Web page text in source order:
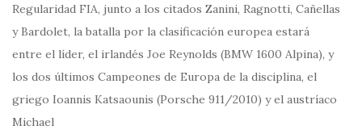
Regularidad FIA, junto a los citados Zanini, Ragnotti, Cañellas
y Bardolet, la batalla por la clasificación europea estará
entre el líder, el irlandés Joe Reynolds (BMW 1600 Alpina), y
los dos últimos Campeones de Europa de la disciplina, el
griego Ioannis Katsaounis (Porsche 911/2010) y el austríaco
Michael